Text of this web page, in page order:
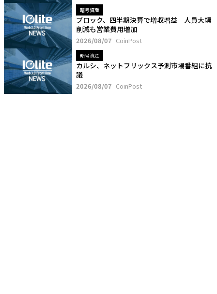
暗号資産
ブロック、四半期決算で増収増益 人員大幅
削減も営業費用増加
2026/08/07 CoinPost
暗号資産
カルシ、ネットフリックス予測市場番組に抗
議
2026/08/07 CoinPost